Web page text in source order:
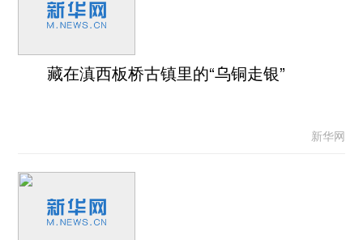
藏在滇西板桥古镇里的“乌铜走银”
新华网